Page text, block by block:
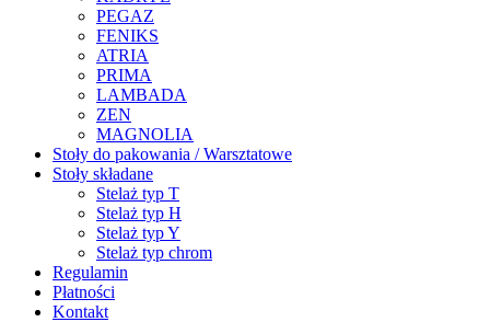
PEGAZ
FENIKS
ATRIA
PRIMA
LAMBADA
ZEN
MAGNOLIA
Stoły do pakowania / Warsztatowe
Stoły składane
Stelaż typ T
Stelaż typ H
Stelaż typ Y
Stelaż typ chrom
Regulamin
Płatności
Kontakt